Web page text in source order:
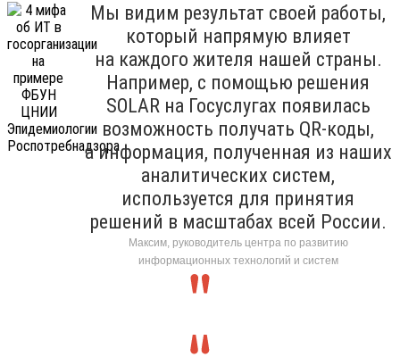
Мы видим результат своей работы,
который напрямую влияет
на каждого жителя нашей страны.
Например, с помощью решения
SOLAR на Госуслугах появилась
возможность получать QR-коды,
а информация, полученная из наших
аналитических систем,
используется для принятия
решений в масштабах всей России.
Максим, руководитель центра по развитию
информационных технологий и систем